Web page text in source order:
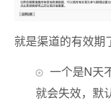
就是渠道的有效期
一个是N天
就会失效，默